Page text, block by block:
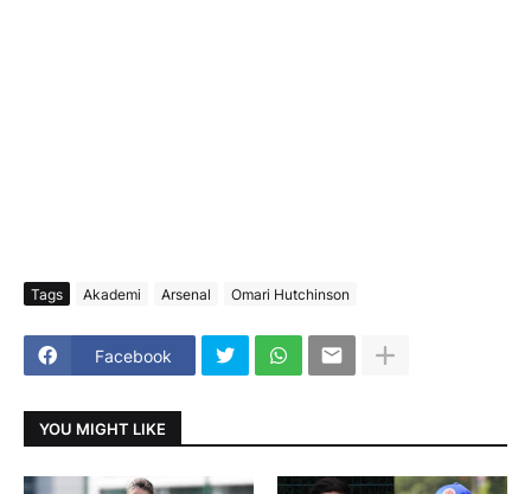
Tags Akademi Arsenal Omari Hutchinson
Facebook
YOU MIGHT LIKE